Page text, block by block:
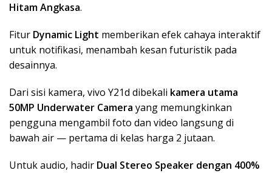
Hitam Angkasa.
Fitur Dynamic Light memberikan efek cahaya interaktif
untuk notifikasi, menambah kesan futuristik pada
desainnya.
Dari sisi kamera, vivo Y21d dibekali kamera utama
50MP Underwater Camera yang memungkinkan
pengguna mengambil foto dan video langsung di
bawah air — pertama di kelas harga 2 jutaan.
Untuk audio, hadir Dual Stereo Speaker dengan 400%